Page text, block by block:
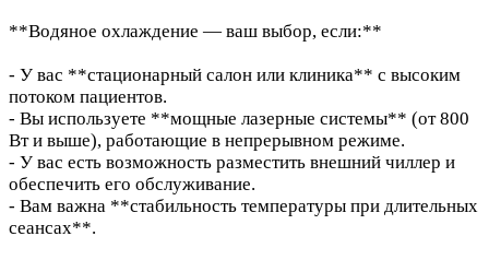
**Водяное охлаждение — ваш выбор, если:**
- У вас **стационарный салон или клиника** с высоким
потоком пациентов.
- Вы используете **мощные лазерные системы** (от 800
Вт и выше), работающие в непрерывном режиме.
- У вас есть возможность разместить внешний чиллер и
обеспечить его обслуживание.
- Вам важна **стабильность температуры при длительных
сеансах**.